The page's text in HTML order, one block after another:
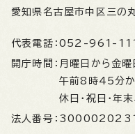
愛知県名古屋市中区三の
代表電話： 052-961-
開庁時間： 月曜日から金
午前8時45分
休日・祝日・年
法人番号：